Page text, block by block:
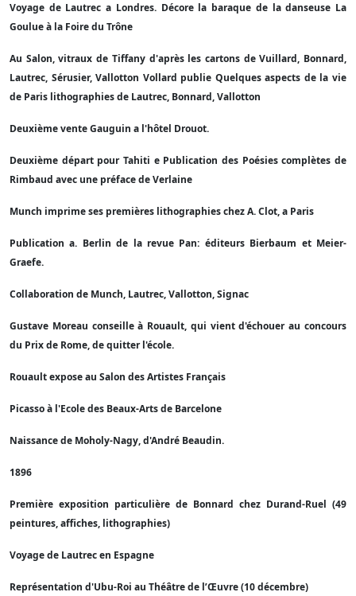
Voyage de Lautrec a Londres. Décore la baraque de la danseuse La
Goulue à la Foire du Trône
Au Salon, vitraux de Tiffany d'après les cartons de Vuillard, Bonnard,
Lautrec, Sérusier, Vallotton Vollard publie Quelques aspects de la vie
de Paris lithographies de Lautrec, Bonnard, Vallotton
Deuxième vente Gauguin a l'hôtel Drouot.
Deuxième départ pour Tahiti e Publication des Poésies complètes de
Rimbaud avec une préface de Verlaine
Munch imprime ses premières lithographies chez A. Clot, a Paris
Publication a. Berlin de la revue Pan: éditeurs Bierbaum et Meier-
Graefe.
Collaboration de Munch, Lautrec, Vallotton, Signac
Gustave Moreau conseille à Rouault, qui vient d'échouer au concours
du Prix de Rome, de quitter l'école.
Rouault expose au Salon des Artistes Français
Picasso à l'Ecole des Beaux-Arts de Barcelone
Naissance de Moholy-Nagy, d'André Beaudin.
1896
Première exposition particulière de Bonnard chez Durand-Ruel (49
peintures, affiches, lithographies)
Voyage de Lautrec en Espagne
Représentation d'Ubu-Roi au Théâtre de l’Œuvre (10 décembre)